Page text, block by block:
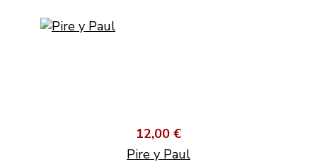
12,00 €
Pire y Paul